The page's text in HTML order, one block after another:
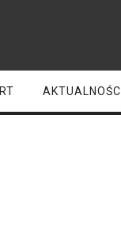
AKTUALNOŚCI